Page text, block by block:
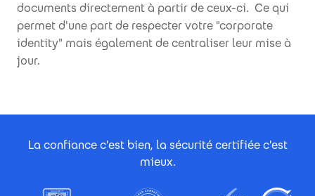
documents directement à partir de ceux-ci. Ce qui
permet d'une part de respecter votre "corporate
identity" mais également de centraliser leur mise à
jour.
La confiance c'est bien, la sécurité certifiée c'est
mieux.